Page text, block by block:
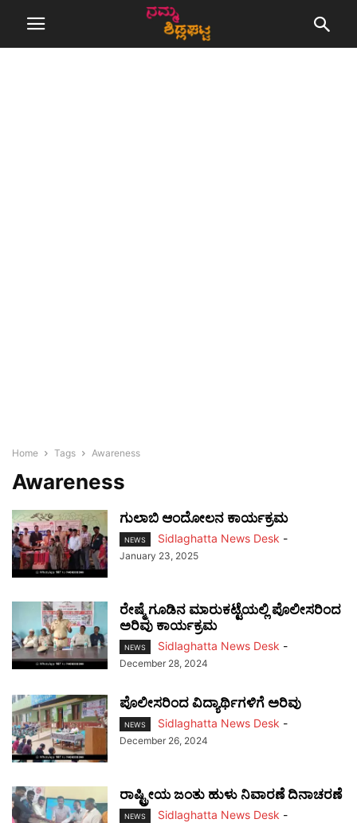
Home Tags Awareness
Awareness
ಗುಲಾಬಿ ಆಂದೋಲನ ಕಾರ್ಯಕ್ರಮ
NEWS Sidlaghatta News Desk -
January 23, 2025
ರೇಷ್ಮೆ ಗೂಡಿನ ಮಾರುಕಟ್ಟೆಯಲ್ಲಿ ಪೊಲೀಸರಿಂದ
ಅರಿವು ಕಾರ್ಯಕ್ರಮ
NEWS Sidlaghatta News Desk -
December 28, 2024
ಪೊಲೀಸರಿಂದ ವಿದ್ಯಾರ್ಥಿಗಳಿಗೆ ಅರಿವು
NEWS Sidlaghatta News Desk -
December 26, 2024
ರಾಷ್ಟ್ರೀಯ ಜಂತು ಹುಳು ನಿವಾರಣೆ ದಿನಾಚರಣೆ
NEWS Sidlaghatta News Desk -